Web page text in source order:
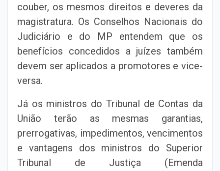
couber, os mesmos direitos e deveres da
magistratura. Os Conselhos Nacionais do
Judiciário e do MP entendem que os
benefícios concedidos a juízes também
devem ser aplicados a promotores e vice-
versa.
Já os ministros do Tribunal de Contas da
União terão as mesmas garantias,
prerrogativas, impedimentos, vencimentos
e vantagens dos ministros do Superior
Tribunal de Justiça (Emenda